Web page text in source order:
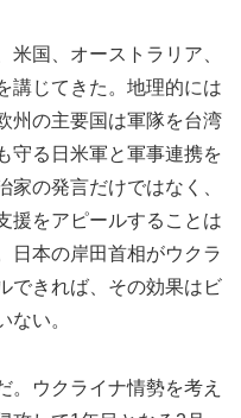
米国、オーストラリア、
講じてきた。地理的には
州の主要国は軍隊を台湾
守る日米軍と軍事連携を
の発言だけではなく、
援をアピールすることは
日本の岸田首相がウクラ
できれば、その効果はビ
ない。
。ウクライナ情勢を考え